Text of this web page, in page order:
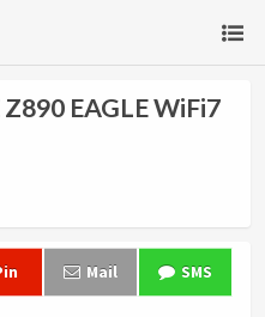
EAGLE WiFi7
Mail SMS